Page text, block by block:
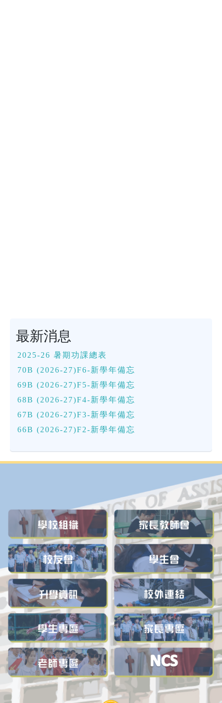
最新消息
2025-26 暑期功課總表
70B (2026-27)F6-新學年備忘
69B (2026-27)F5-新學年備忘
68B (2026-27)F4-新學年備忘
67B (2026-27)F3-新學年備忘
66B (2026-27)F2-新學年備忘